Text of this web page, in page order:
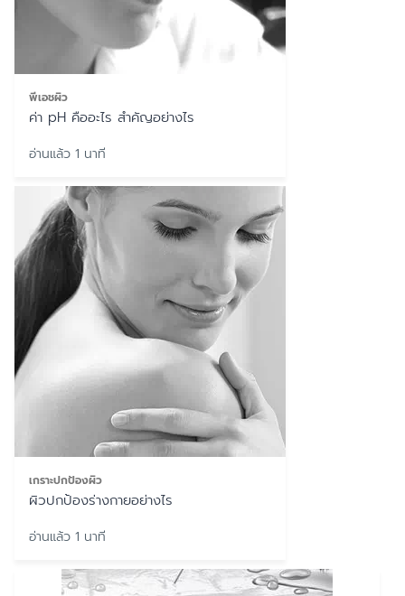
พีเอชผิว
ค่า pH คืออะไร สำคัญอย่างไร
อ่านแล้ว 1 นาที
เกราะปกป้องผิว
ผิวปกป้องร่างกายอย่างไร
อ่านแล้ว 1 นาที